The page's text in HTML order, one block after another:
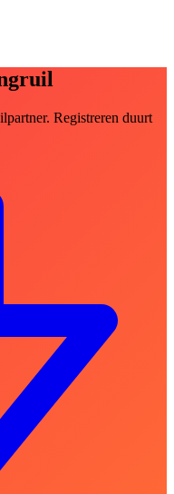
Registreren duurt